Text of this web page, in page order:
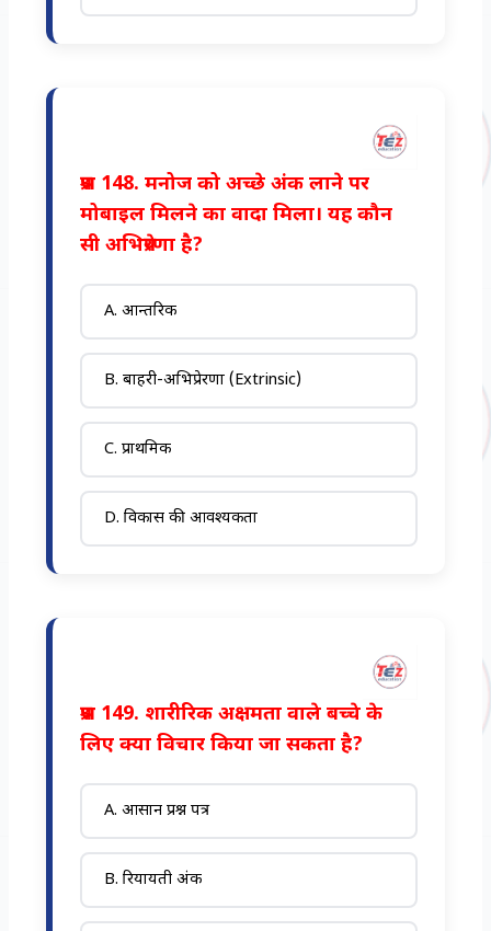
प्रश्न 148. मनोज को अच्छे अंक लाने पर
मोबाइल मिलने का वादा मिला। यह कौन
सी अभिप्रेरणा है?
A. आन्तरिक
B. बाहरी-अभिप्रेरणा (Extrinsic)
C. प्राथमिक
D. विकास की आवश्यकता
प्रश्न 149. शारीरिक अक्षमता वाले बच्चे के
लिए क्या विचार किया जा सकता है?
A. आसान प्रश्न पत्र
B. रियायती अंक